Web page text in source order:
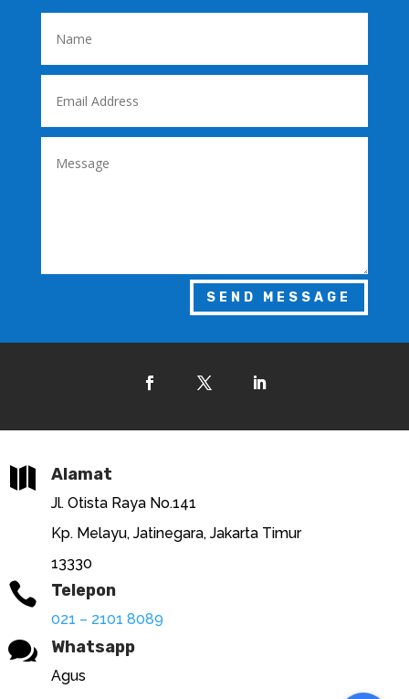
SEND MESSAGE
 Alamat
Jl. Otista Raya No.141
Kp. Melayu, Jatinegara, Jakarta Timur
13330
 Telepon
021 – 2101 8089
 Whatsapp
Agus